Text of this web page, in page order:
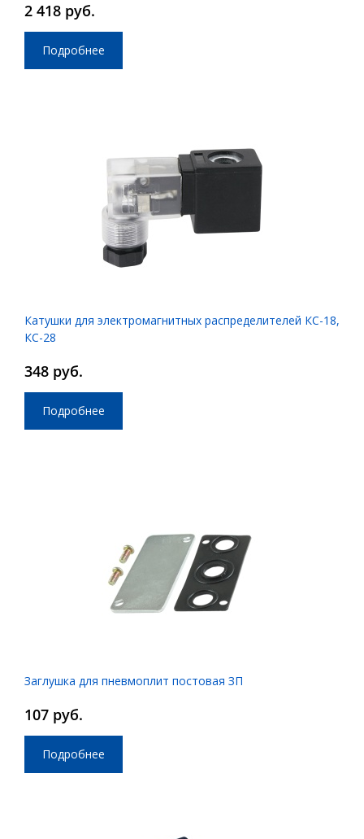
2 418 руб.
Подробнее
Катушки для электромагнитных распределителей КС-18,
КС-28
348 руб.
Подробнее
Заглушка для пневмоплит постовая ЗП
107 руб.
Подробнее